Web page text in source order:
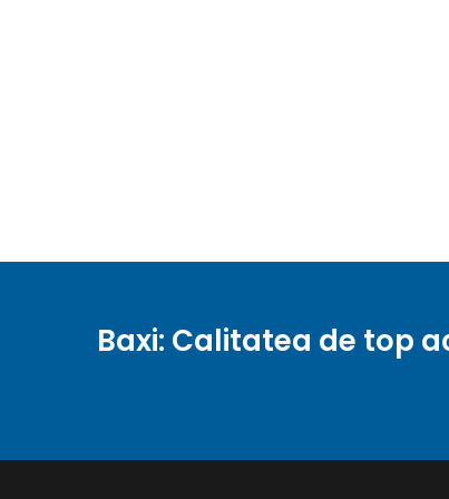
Baxi: Calitatea de top